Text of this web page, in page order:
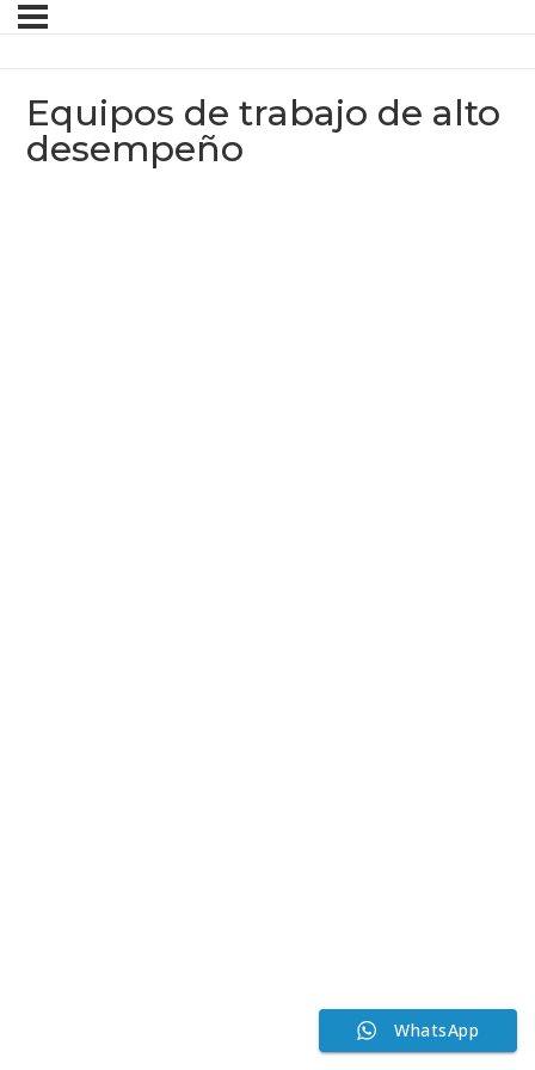
Equipos de trabajo de alto
desempeño
WhatsApp